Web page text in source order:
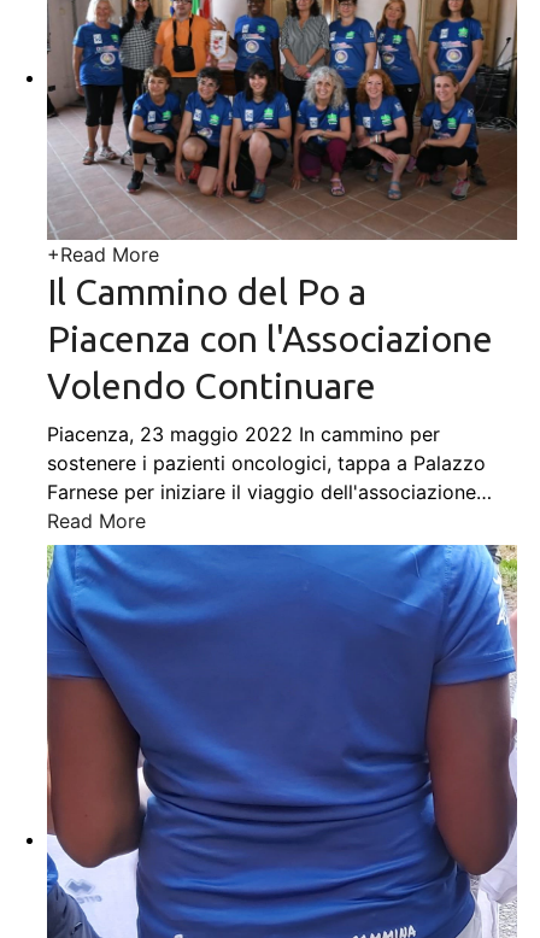
+Read More
Il Cammino del Po a
Piacenza con l'Associazione
Volendo Continuare
Piacenza, 23 maggio 2022 In cammino per
sostenere i pazienti oncologici, tappa a Palazzo
Farnese per iniziare il viaggio dell'associazione…
Read More